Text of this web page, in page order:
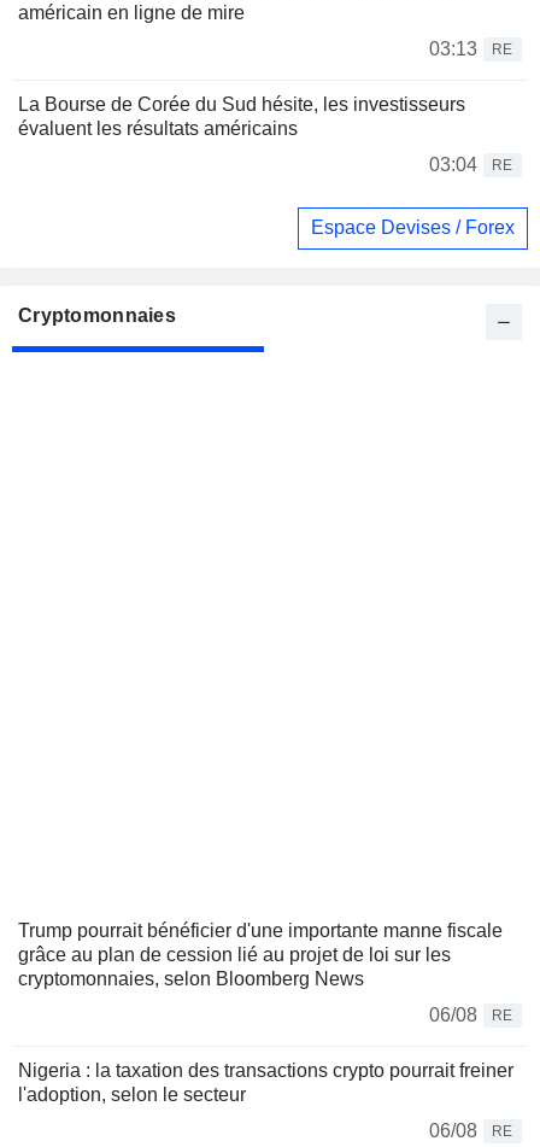
américain en ligne de mire
03:13
RE
La Bourse de Corée du Sud hésite, les investisseurs
évaluent les résultats américains
03:04
RE
Espace Devises / Forex
Cryptomonnaies
Trump pourrait bénéficier d'une importante manne fiscale
grâce au plan de cession lié au projet de loi sur les
cryptomonnaies, selon Bloomberg News
06/08
RE
Nigeria : la taxation des transactions crypto pourrait freiner
l'adoption, selon le secteur
06/08
RE